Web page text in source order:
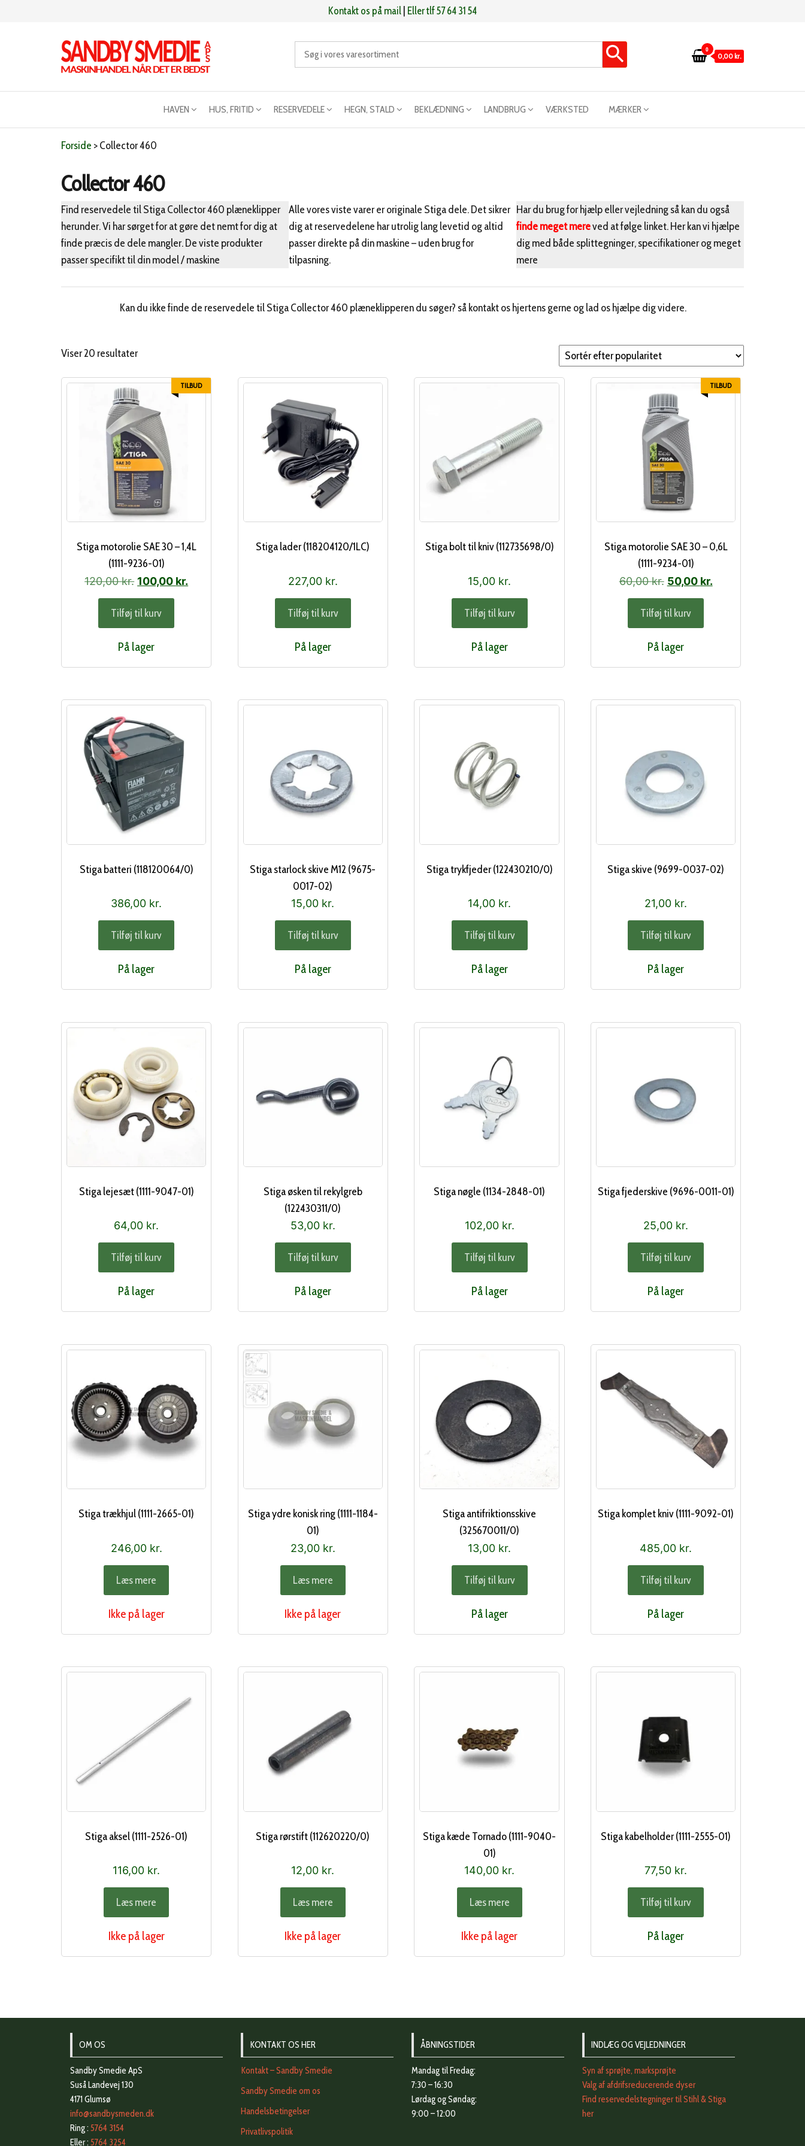
Kontakt os på mail Eller tlf 57 64 31 54
0
0,00 kr.
HAVEN HUS, FRITID RESERVEDELE HEGN, STALD BEKLÆDNING LANDBRUG VÆRKSTED MÆRKER
Forside >Collector 460
Collector 460
Find reservedele til Stiga Collector 460 plæneklipper
herunder. Vi har sørget for at gøre det nemt for dig at
finde præcis de dele mangler. De viste produkter
passer specifikt til din model / maskine
Alle vores viste varer er originale Stiga dele. Det sikrer
dig at reservedelene har utrolig lang levetid og altid
passer direkte på din maskine – uden brug for
tilpasning.
Har du brug for hjælp eller vejledning så kan du også
finde meget mereved at følge linket. Her kan vi hjælpe
dig med både splittegninger, specifikationer og meget
mere
Kan du ikke finde de reservedele til Stiga Collector 460 plæneklipperen du søger? så kontakt os hjertens gerne og lad os hjælpe dig videre.
Viser 20 resultaterSorteret
popularitetTILBUD
Stiga motorolie SAE 30 – 1,4L
(1111-9236-01)
120,00kr. Den
oprindelige
pris
var:
120,00 kr..
100,00 kr.
Tilføj til kurv
På lager
Stiga lader (118204120/1LC)
227,00 kr.
Tilføj til kurv
På lager
Stiga bolt til kniv (112735698/0)
15,00 kr.
Tilføj til kurv
På lager
TILBUD
Stiga motorolie SAE 30 – 0,6L
(1111-9234-01)
60,00kr. Den
oprindelige
pris
var:
60,00 kr..
50,00 kr.Den
Tilføj til kurv
På lager
Stiga batteri (118120064/0)
386,00 kr.
Tilføj til kurv
På lager
Stiga starlock skive M12 (9675-
0017-02)
15,00 kr.
Tilføj til kurv
På lager
Stiga trykfjeder (122430210/0)
14,00 kr.
Tilføj til kurv
På lager
Stiga skive (9699-0037-02)
21,00 kr.
Tilføj til kurv
På lager
Stiga lejesæt (1111-9047-01)
64,00 kr.
Tilføj til kurv
På lager
Stiga øsken til rekylgreb
(122430311/0)
53,00 kr.
Tilføj til kurv
På lager
Stiga nøgle (1134-2848-01)
102,00 kr.
Tilføj til kurv
På lager
Stiga fjederskive (9696-0011-01)
25,00 kr.
Tilføj til kurv
På lager
Stiga trækhjul (1111-2665-01)
246,00 kr.
Læs mere
Ikke på lager
Stiga ydre konisk ring (1111-1184-
01)
23,00 kr.
Læs mere
Ikke på lager
Stiga antifriktionsskive
(325670011/0)
13,00 kr.
Tilføj til kurv
På lager
Stiga komplet kniv (1111-9092-01)
485,00 kr.
Tilføj til kurv
På lager
Stiga aksel (1111-2526-01)
116,00 kr.
Læs mere
Ikke på lager
Stiga rørstift (112620220/0)
12,00 kr.
Læs mere
Ikke på lager
Stiga kæde Tornado (1111-9040-
01)
140,00 kr.
Læs mere
Ikke på lager
Stiga kabelholder (1111-2555-01)
77,50 kr.
Tilføj til kurv
På lager
OM OS
Sandby Smedie ApS
Suså Landevej 130
4171 Glumsø
info@sandbysmeden.dk
Ring : 5764 3154
Eller : 5764 3254
KONTAKT OS HER
Kontakt – Sandby Smedie
Sandby Smedie om os
Handelsbetingelser
Privatlivspolitik
ÅBNINGSTIDER
Mandag til Fredag:
7:30 – 16:30
Lørdag og Søndag:
9:00 – 12:00
INDLÆG OG VEJLEDNINGER
Syn af sprøjte, marksprøjte
Valg af afdrifsreducerende dyser
Find reservedelstegninger til Stihl & Stiga
her